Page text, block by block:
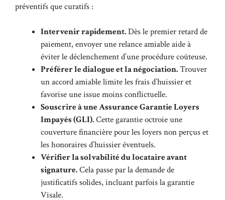
préventifs que curatifs :
Intervenir rapidement.Dès le premier retard de
paiement, envoyer une relance amiable aide à
éviter le déclenchement d’une procédure coûteuse.
Préférer le dialogue et la négociation.Trouver
un accord amiable limite les frais d’huissier et
favorise une issue moins conflictuelle.
Souscrire à une Assurance Garantie Loyers
Impayés (GLI).Cette garantie octroie une
couverture financière pour les loyers non perçus et
les honoraires d’huissier éventuels.
Vérifier la solvabilité du locataire avant
signature.Cela passe par la demande de
justificatifs solides, incluant parfois la garantie
Visale.